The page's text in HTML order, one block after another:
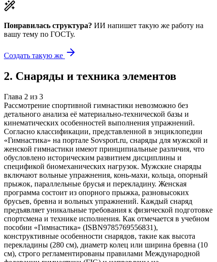
Понравилась структура? ИИ напишет такую же работу на
вашу тему по ГОСТу.
Создать такую же
2. Снаряды и техника элементов
Глава 2 из 3
Рассмотрение спортивной гимнастики невозможно без
детального анализа её материально-технической базы и
кинематических особенностей выполнения упражнений.
Согласно классификации, представленной в энциклопедии
«Гимнастика» на портале Sovsport.ru, снаряды для мужской и
женской гимнастики имеют принципиальные различия, что
обусловлено историческим развитием дисциплины и
спецификой биомеханических нагрузок. Мужские снаряды
включают вольные упражнения, конь-махи, кольца, опорный
прыжок, параллельные брусья и перекладину. Женская
программа состоит из опорного прыжка, разновысоких
брусьев, бревна и вольных упражнений. Каждый снаряд
предъявляет уникальные требования к физической подготовке
спортсмена и технике исполнения. Как отмечается в учебном
пособии «Гимнастика» (ISBN9785769556831),
конструктивные особенности снарядов, такие как высота
перекладины (280 см), диаметр колец или ширина бревна (10
см), строго регламентированы правилами Международной